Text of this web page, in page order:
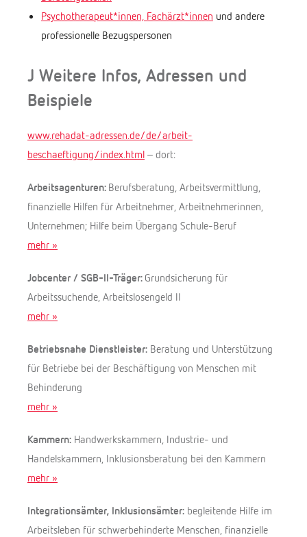
Psychotherapeut*innen, Fachärzt*innen und andere
professionelle Bezugspersonen
J Weitere Infos, Adressen und
Beispiele
www.rehadat-adressen.de/de/arbeit-
beschaeftigung/index.html – dort:
Arbeitsagenturen: Berufsberatung, Arbeitsvermittlung,
finanzielle Hilfen für Arbeitnehmer, Arbeitnehmerinnen,
Unternehmen; Hilfe beim Übergang Schule-Beruf
mehr »
Jobcenter / SGB-II-Träger: Grundsicherung für
Arbeitssuchende, Arbeitslosengeld II
mehr »
Betriebsnahe Dienstleister: Beratung und Unterstützung
für Betriebe bei der Beschäftigung von Menschen mit
Behinderung
mehr »
Kammern: Handwerkskammern, Industrie- und
Handelskammern, Inklusionsberatung bei den Kammern
mehr »
Integrationsämter, Inklusionsämter: begleitende Hilfe im
Arbeitsleben für schwerbehinderte Menschen, finanzielle